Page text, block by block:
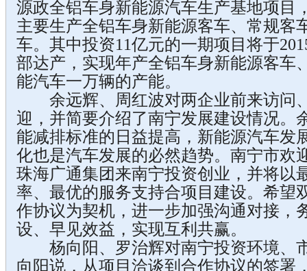
源政全铝车身新能源汽车生产基地项目
主要生产全铝车身新能源客车、常规客
车。其中投资11亿元的一期项目将于
部达产，实现年产全铝车身新能源客车
能汽车一万辆的产能。
余远辉、周红波对两企业前来访问
迎，并简要介绍了南宁发展建设情况。
能减排标准的日益提高，新能源汽车发
化也是汽车发展的必然趋势。南宁市欢
珠海广通集团来南宁投资创业，并将以
率、最优的服务支持合项目建设。希望
作协议为契机，进一步加强沟通对接，
设、早见效益，实现互利共赢。
杨向阳、罗治辉对南宁投资环境、
向阳说，从项目洽谈到合作协议的签署